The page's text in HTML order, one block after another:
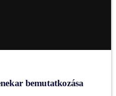
bemutatkozása